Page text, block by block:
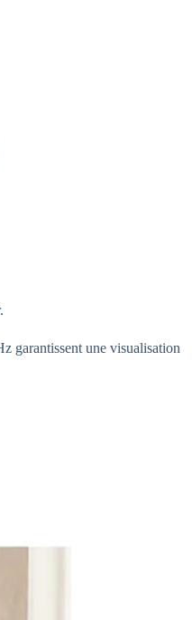
garantissent une visualisation